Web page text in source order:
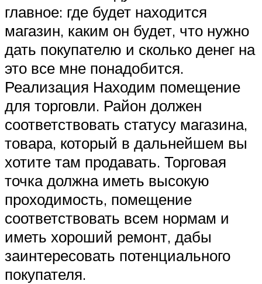
главное: где будет находится
магазин, каким он будет, что нужно
дать покупателю и сколько денег на
это все мне понадобится.
Реализация Находим помещение
для торговли. Район должен
соответствовать статусу магазина,
товара, который в дальнейшем вы
хотите там продавать. Торговая
точка должна иметь высокую
проходимость, помещение
соответствовать всем нормам и
иметь хороший ремонт, дабы
заинтересовать потенциального
покупателя.